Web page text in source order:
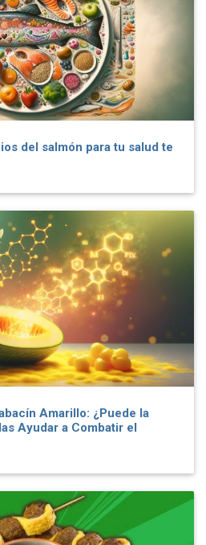
del salmón para tu salud te
Amarillo: ¿Puede la
Ayudar a Combatir el